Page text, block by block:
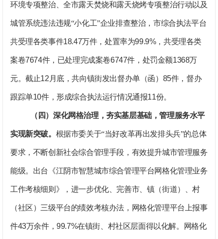
环境专项整治、全市露天焚烧和露天烧烤专项整治行动以及
城管系统违法违规“小化工”企业排查整治，市综合执法平台
共受理各类事件18.47万件，处置率为99.9%，共受理各类
案卷7674件，已处理完成案卷6747件，处罚金额1368万
元。截止12 月底，共向镇街发出督办单（函） 85件，督办
跟踪单10件，形成综合执法运行情况通报11份。
（四）深化网格治理，夯实基层基础，管理服务水平
实现新突破。 根据市委关于“当好改革再出发排头兵”的总体
要求，不断创新社会综合管理手段，有效提升城市管理服务
能级。出台《江阴市智慧城市综合管理平台网格化管理业务
工作考核细则》，进一步优化、完善市、镇（街道）、村
（社区）三级平台的绩效考核办法，网格化管理平台上报事
件43万余件，99.7%在镇街、村社区层面得以化解。网格化